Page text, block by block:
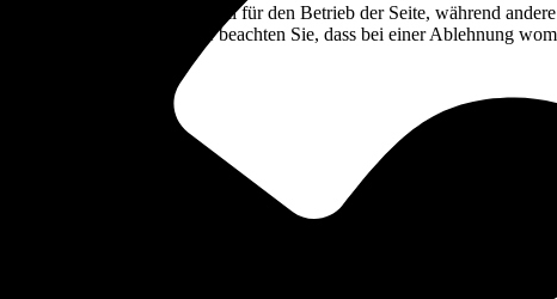
von ihnen sind essenziell für den Betrieb der Seite, während
zulassen möchten. Bitte beachten Sie, dass bei einer Ablehnung